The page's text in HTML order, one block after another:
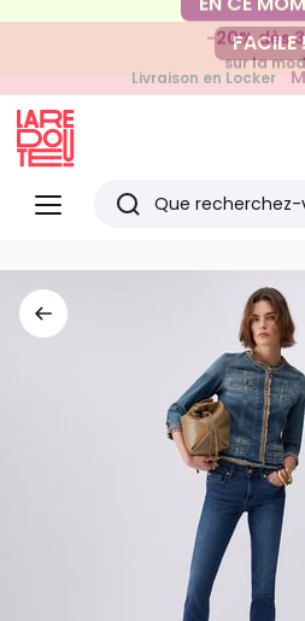
-20% dès
sur la
FACILE
Livraison en Locker
pour vos petits
Menu
Redoute
Rechercher